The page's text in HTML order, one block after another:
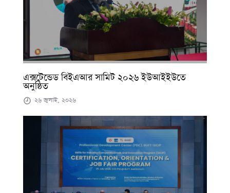
এক্সটেন্ডেড বিইএআর সামিট ২০২৬ ইউআইইউতে
অনুষ্ঠিত
২৬ জুলাই, ২০২৬